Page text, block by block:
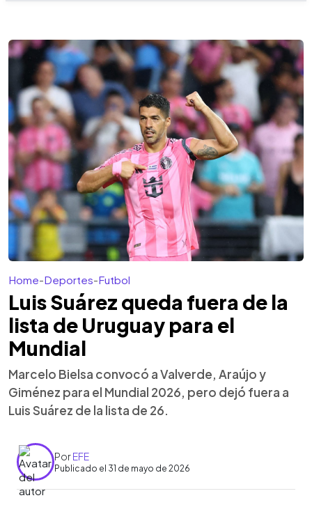
Home-Deportes-Futbol
Luis Suárez queda fuera de la
lista de Uruguay para el
Mundial
Marcelo Bielsa convocó a Valverde, Araújo y
Giménez para el Mundial 2026, pero dejó fuera a
Luis Suárez de la lista de 26.
PorEFE
Publicado el 31 de mayo de 2026